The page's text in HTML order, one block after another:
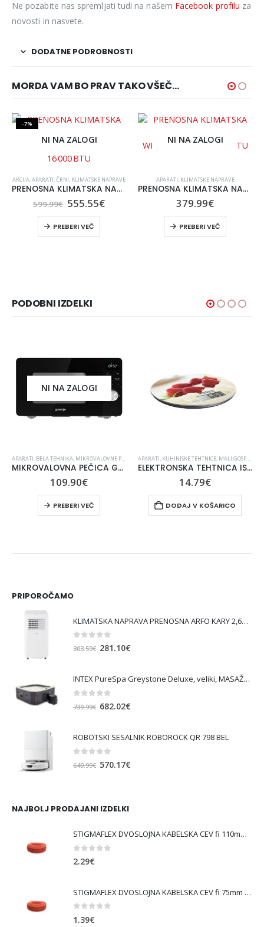
Ne pozabite nas spremljati tudi na našem Facebook profilu za
novosti in nasvete.
DODATNE PODROBNOSTI
MORDA VAM BO PRAV TAKO VŠEČ…
-7%
NI NA ZALOGI
AKCIJA,APARATI,ČRNI, KLIMATSKE NAPRAVE
PRENOSNA KLIMATSKA NAPRAVA NEDIS WIFIACMB1WT16 16 000 BTU
599.99€ Izvirna
je
bila:
599.99€.
555.55€Trenutna
PREBERI VEČ
NI NA ZALOGI
APARATI, KLIMATSKE NAPRAVE
PRENOSNA KLIMATSKA NAPRAVA NEDIS WIFIACMB3WT9 9 000 BTU
379.99€
PREBERI VEČ
PODOBNI IZDELKI
NI NA ZALOGI
APARATI, BELA TEHNIKA, MIKROVALOVNE PEČICE
MIKROVALOVNA PEČICA GORENJE MO20A3B
109.90€
PREBERI VEČ
APARATI, KUHINJSKE TEHTNICE, MALI GOSPODINJSKI APARATI
ELEKTRONSKA TEHTNICA ISKRA GKS 1560-SB
14.79€
DODAJ V KOŠARICO
PRIPOROČAMO
KLIMATSKA NAPRAVA PRENOSNA ARFO KARY 2,6KW
out of 5
303.59€ Izvirna
303.59€.
281.10€
281.10€.
INTEX PureSpa Greystone Deluxe, veliki, MASAŽNI BAZEN SQUARE ZA 6 OSEB
out of 5
739.99€ Izvirna
739.99€.
682.02€
ROBOTSKI SESALNIK ROBOROCK QR 798 BEL
649.99€ Izvirna
570.17€
NAJBOLJ PRODAJANI IZDELKI
STIGMAFLEX DVOSLOJNA KABELSKA CEV fi 110mm , kolut 50 m, cena za tekoči meter
2.29€
STIGMAFLEX DVOSLOJNA KABELSKA CEV fi 75mm , kolut 50 m, cena za tekoči meter
1.39€